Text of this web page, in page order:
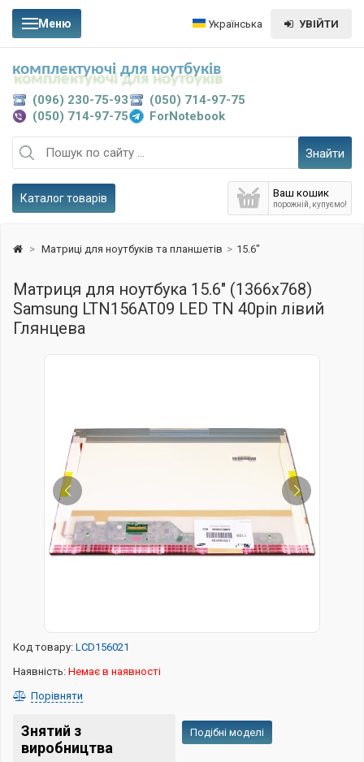
Меню Українська УВІЙТИ
Знайти
Ваш кошик
порожній, купуємо!
Каталог товарів
(096) 230-75-93
(050) 714-97-75
(050) 714-97-75
ForNotebook
комплектуючі для ноутбуків
> Матриці для ноутбуків та планшетів > 15.6"
Матриця для ноутбука 15.6" (1366x768)
Samsung LTN156AT09 LED TN 40pin лівий
Глянцева
Код товару: LCD156021
Наявність: Немає в наявності
Порівняти
Знятий з
виробництва
Подібні моделі